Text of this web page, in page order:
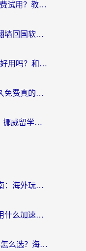
海外党必看：gecko加速器免费试用？教你选对回国加速器，无缝刷国内剧玩游戏
海外党必看：如何选对电脑翻墙回国软件，轻松解锁国内资源？
海外党纠结？快帆TV版VPN好用吗？和扇贝手游VPN对比哪个回国效果更好？
海外党必看：免费加速器永久免费真的存在吗？教你选对回国加速器无缝刷国内资源
ChickCN和夏时国际好用吗？挪威留学生亲测3款回国加速器，附穿梭和加速喵对比指南
热血传奇回国加速器下载指南：海外玩家如何流畅砍怪不卡顿？
海外党必看：国外炫舞时代用什么加速器比较好？解决延迟卡顿的终极方案
美国玩剑网3指尖江湖加速器怎么选？海外党亲测避坑指南